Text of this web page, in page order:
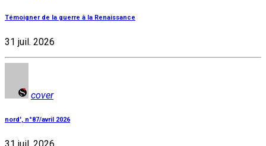
Témoigner de la guerre à la Renaissance
31 juil. 2026
cover
nord', n°87/avril 2026